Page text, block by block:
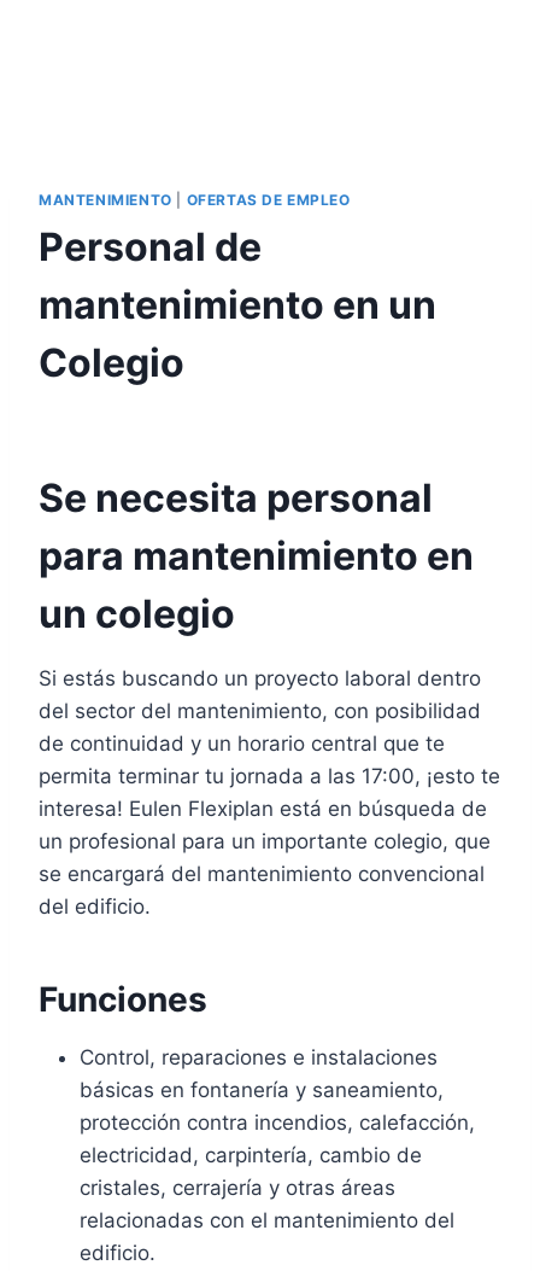
MANTENIMIENTO OFERTAS DE EMPLEO
Personal de
mantenimiento en un
Colegio
Se necesita personal
para mantenimiento en
un colegio
Si estás buscando un proyecto laboral dentro
del sector del mantenimiento, con posibilidad
de continuidad y un horario central que te
permita terminar tu jornada a las 17:00, ¡esto te
interesa! Eulen Flexiplan está en búsqueda de
un profesional para un importante colegio, que
se encargará del mantenimiento convencional
del edificio.
Funciones
Control, reparaciones e instalaciones
básicas en fontanería y saneamiento,
protección contra incendios, calefacción,
electricidad, carpintería, cambio de
cristales, cerrajería y otras áreas
relacionadas con el mantenimiento del
edificio.